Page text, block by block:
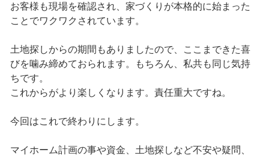
お客様も現場を確認され、家づくりが本格的に始まった
ことでワクワクされています。
土地探しからの期間もありましたので、ここまできた喜
びを噛み締めておられます。もちろん、私共も同じ気持
ちです。
これからがより楽しくなります。責任重大ですね。
今回はこれで終わりにします。
マイホーム計画の事や資金、土地探しなど不安や疑問、